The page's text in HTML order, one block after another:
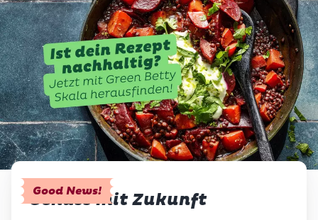
Good News!
Genuss mit Zukunft